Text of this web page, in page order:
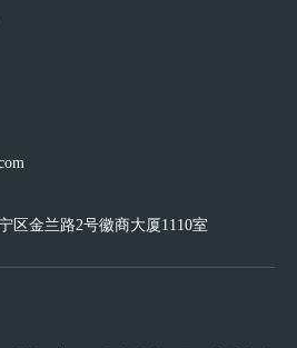
区金兰路2号徽商大厦1110室